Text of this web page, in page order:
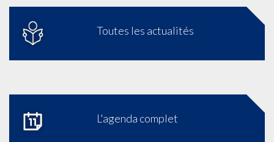
Toutes les actualités
L'agenda complet